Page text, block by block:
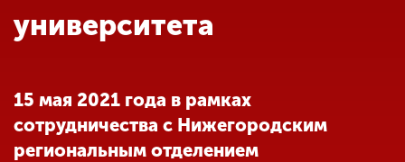
Международная
деятельность
университета
15 мая 2021 года в рамках
сотрудничества с Нижегородским
региональным отделением